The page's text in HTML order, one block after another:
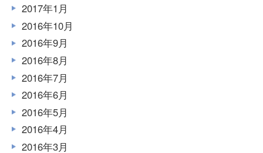
2017年1月
2016年10月
2016年9月
2016年8月
2016年7月
2016年6月
2016年5月
2016年4月
2016年3月